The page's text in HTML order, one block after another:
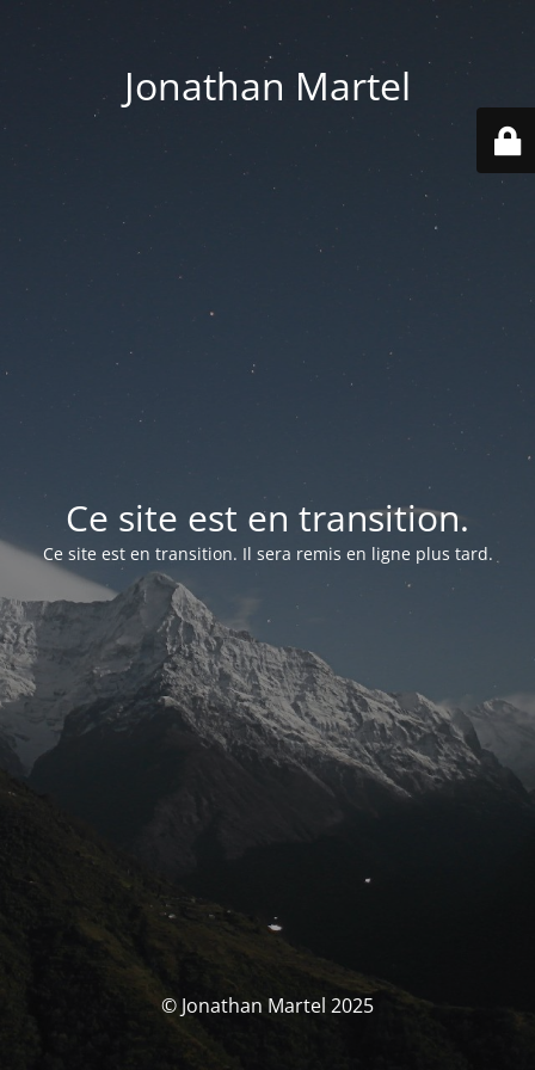
Jonathan Martel
Ce site est en transition.
Ce site est en transition. Il sera remis en ligne plus tard.
© Jonathan Martel 2025